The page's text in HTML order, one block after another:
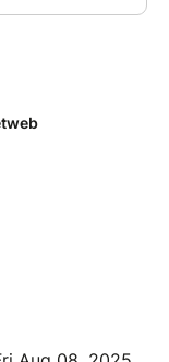
prévoir